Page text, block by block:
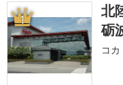
1
北
砺
コ